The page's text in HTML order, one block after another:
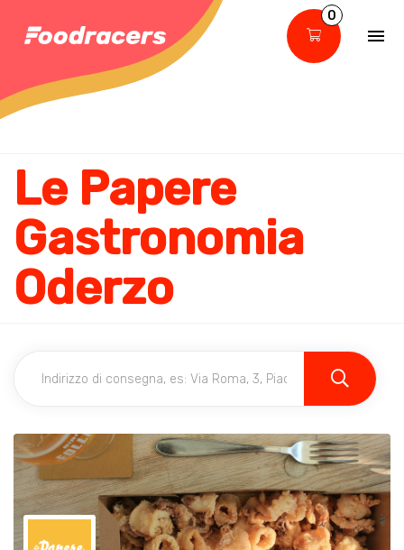
0
Le Papere
Gastronomia
Oderzo